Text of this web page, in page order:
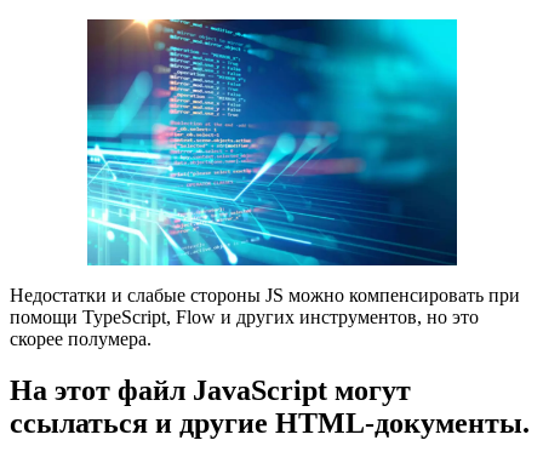
Недостатки и слабые стороны JS можно компенсировать при
помощи TypeScript, Flow и других инструментов, но это
скорее полумера.
На этот файл JavaScript могут
ссылаться и другие HTML-документы.